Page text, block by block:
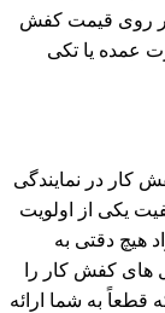
بر روی قیمت کفش
عمده یا تکی
کار در نمایندگی
یکی از اولویت‌
هیچ دقتی به
های کفش کار را
قطعاً به شما ارائه